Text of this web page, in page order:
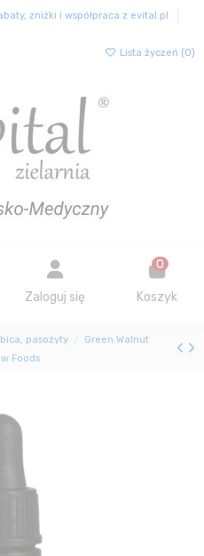
zniżki i współpraca z evital.pl
Lista życzeń (0)
Zaloguj się
0
Koszyk
pasożyty
Green Walnut
Foods